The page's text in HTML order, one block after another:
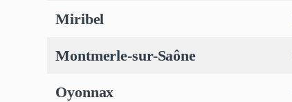
Miribel
Montmerle-sur-Saône
Oyonnax